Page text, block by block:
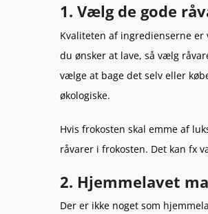
1. Vælg de gode
Kvaliteten af ingredienserne
du ønsker at lave, så vælg
vælge at bage det selv eller
økologiske.
Hvis frokosten skal emme af
råvarer i frokosten. Det kan fx
2. Hjemmelavet
Der er ikke noget som